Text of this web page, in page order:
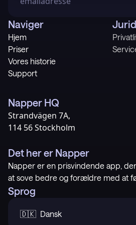
Naviger
Hjem
Priser
Vores historie
Support
Napper HQ
Strandvägen 7A,
114 56 Stockholm
Det her er Napper
Napper er en prisvindende app,
at sove bedre og forældre med at
Sprog
🇩🇰  Dansk